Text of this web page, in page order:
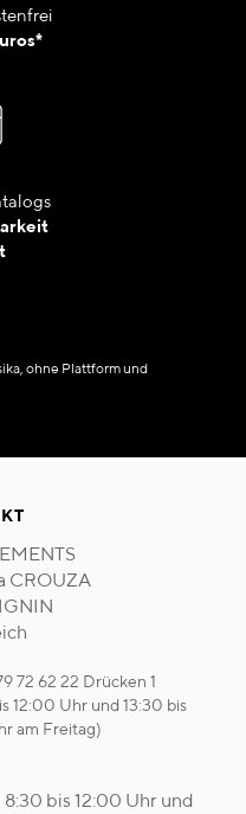
ohne Plattform und
CROUZA
72 62 22 Drücken 1
12:00 Uhr und 13:30 bis
am Freitag)
bis 12:00 Uhr und